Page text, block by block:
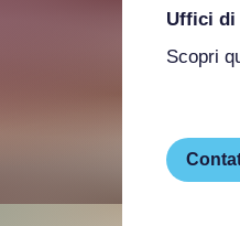
Uffici di
Scopri